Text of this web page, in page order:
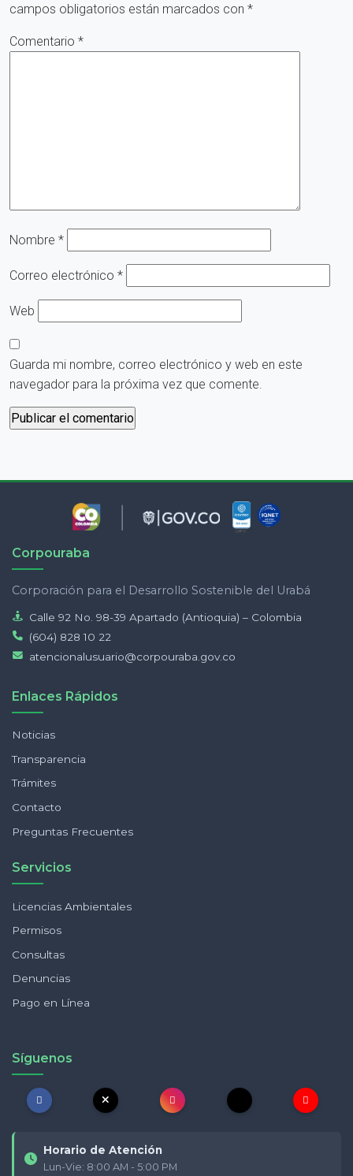
campos obligatorios están marcados con *
Comentario *
Nombre *
Correo electrónico *
Web
Guarda mi nombre, correo electrónico y web en este
navegador para la próxima vez que comente.
Corpouraba
Corporación para el Desarrollo Sostenible del Urabá
Calle 92 No. 98-39 Apartado (Antioquia) – Colombia
(604) 828 10 22
atencionalusuario@corpouraba.gov.co
Enlaces Rápidos
Noticias
Transparencia
Trámites
Contacto
Preguntas Frecuentes
Servicios
Licencias Ambientales
Permisos
Consultas
Denuncias
Pago en Línea
Síguenos
Horario de Atención
Lun-Vie: 8:00 AM - 5:00 PM